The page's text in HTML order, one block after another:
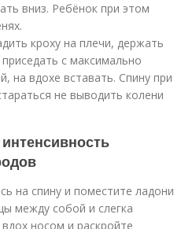
вниз. Ребёнок при этом
кроху на плечи, держать
с максимально
на вдохе вставать. Спину при
не выводить колени
на спину и поместите ладони
между собой и слегка
носом и раскройте